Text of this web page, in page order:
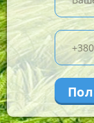
практичность
поместится
сложенном
партиями;
простота в
требуется
проточной